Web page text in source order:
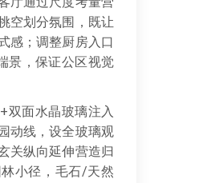
空划分氛围，既让
感；调整厨房入口
景，保证公区视觉
双面水晶玻璃注入
动线，设全玻璃观
关纵向延伸营造归
小径，毛石/天然